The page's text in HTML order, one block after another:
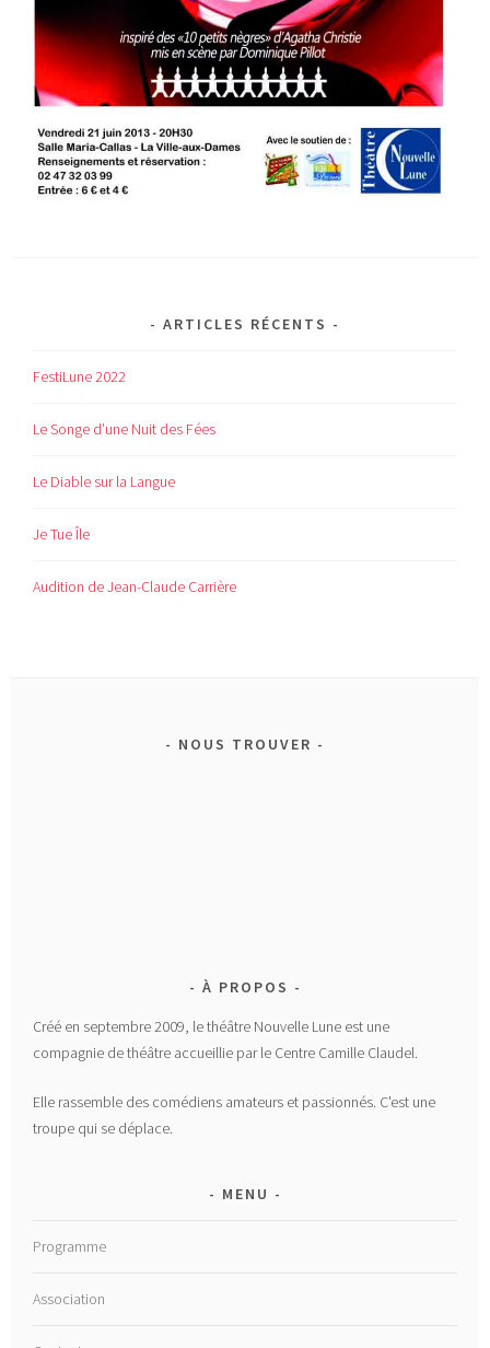
ARTICLES RÉCENTS
FestiLune 2022
Le Songe d’une Nuit des Fées
Le Diable sur la Langue
Je Tue Île
Audition de Jean-Claude Carrière
NOUS TROUVER
À PROPOS
Créé en septembre 2009, le théâtre Nouvelle Lune est une
compagnie de théâtre accueillie par le Centre Camille Claudel.
Elle rassemble des comédiens amateurs et passionnés. C'est une
troupe qui se déplace.
MENU
Programme
Association